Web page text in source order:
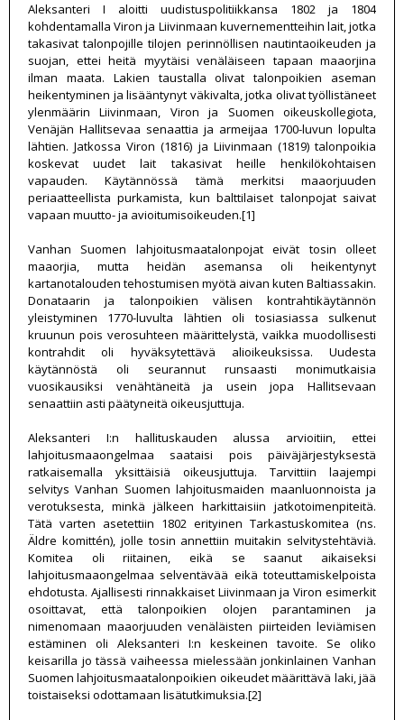
Aleksanteri I aloitti uudistuspolitiikkansa 1802 ja 1804
kohdentamalla Viron ja Liivinmaan kuvernementteihin lait, jotka
takasivat talonpojille tilojen perinnöllisen nautintaoikeuden ja
suojan, ettei heitä myytäisi venäläiseen tapaan maaorjina
ilman maata. Lakien taustalla olivat talonpoikien aseman
heikentyminen ja lisääntynyt väkivalta, jotka olivat työllistäneet
ylenmäärin Liivinmaan, Viron ja Suomen oikeuskollegiota,
Venäjän Hallitsevaa senaattia ja armeijaa 1700-luvun lopulta
lähtien. Jatkossa Viron (1816) ja Liivinmaan (1819) talonpoikia
koskevat uudet lait takasivat heille henkilökohtaisen
vapauden. Käytännössä tämä merkitsi maaorjuuden
periaatteellista purkamista, kun balttilaiset talonpojat saivat
vapaan muutto- ja avioitumisoikeuden.[1]
Vanhan Suomen lahjoitusmaatalonpojat eivät tosin olleet
maaorjia, mutta heidän asemansa oli heikentynyt
kartanotalouden tehostumisen myötä aivan kuten Baltiassakin.
Donataarin ja talonpoikien välisen kontrahtikäytännön
yleistyminen 1770-luvulta lähtien oli tosiasiassa sulkenut
kruunun pois verosuhteen määrittelystä, vaikka muodollisesti
kontrahdit oli hyväksytettävä alioikeuksissa. Uudesta
käytännöstä oli seurannut runsaasti monimutkaisia
vuosikausiksi venähtäneitä ja usein jopa Hallitsevaan
senaattiin asti päätyneitä oikeusjuttuja.
Aleksanteri I:n hallituskauden alussa arvioitiin, ettei
lahjoitusmaaongelmaa saataisi pois päiväjärjestyksestä
ratkaisemalla yksittäisiä oikeusjuttuja. Tarvittiin laajempi
selvitys Vanhan Suomen lahjoitusmaiden maanluonnoista ja
verotuksesta, minkä jälkeen harkittaisiin jatkotoimenpiteitä.
Tätä varten asetettiin 1802 erityinen Tarkastuskomitea (ns.
Äldre komittén), jolle tosin annettiin muitakin selvitystehtäviä.
Komitea oli riitainen, eikä se saanut aikaiseksi
lahjoitusmaaongelmaa selventävää eikä toteuttamiskelpoista
ehdotusta. Ajallisesti rinnakkaiset Liivinmaan ja Viron esimerkit
osoittavat, että talonpoikien olojen parantaminen ja
nimenomaan maaorjuuden venäläisten piirteiden leviämisen
estäminen oli Aleksanteri I:n keskeinen tavoite. Se oliko
keisarilla jo tässä vaiheessa mielessään jonkinlainen Vanhan
Suomen lahjoitusmaatalonpoikien oikeudet määrittävä laki, jää
toistaiseksi odottamaan lisätutkimuksia.[2]